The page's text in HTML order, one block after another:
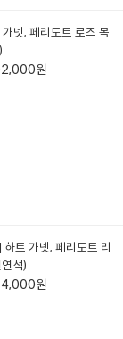
넷, 페리도트 로즈 목
원
트 가넷, 페리도트 리
석)
원